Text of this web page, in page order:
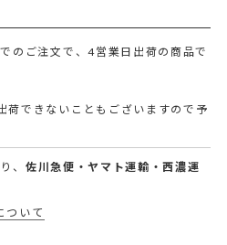
のご注文で、4営業日出荷の商品で
荷できないこともございますので予
、 佐川急便・ヤマト運輸・西濃運
ついて